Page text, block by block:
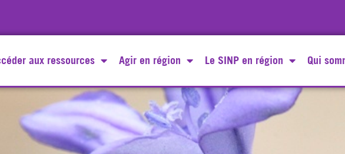
aux ressources Agir en région Le SINP en région Qui